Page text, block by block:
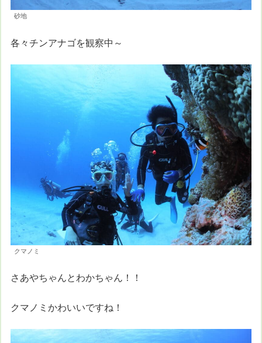
砂地
各々チンアナゴを観察中～
クマノミ
さあやちゃんとわかちゃん！！
クマノミかわいいですね！